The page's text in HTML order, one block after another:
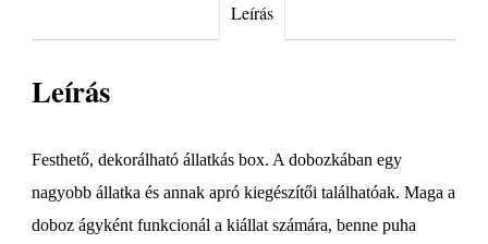
Leírás
Leírás
Festhető, dekorálható állatkás box. A dobozkában egy
nagyobb állatka és annak apró kiegészítői találhatóak. Maga a
doboz ágyként funkcionál a kiállat számára, benne puha